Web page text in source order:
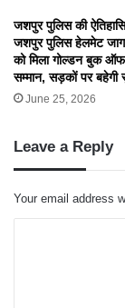
जशपुर पुलिस की
जशपुर पुलिस हेलमेट
को मिला गोल्डन बुक ऑफ
सम्मान, सड़कों पर बहेगी
June 25, 2026
Leave a Reply
Your email address